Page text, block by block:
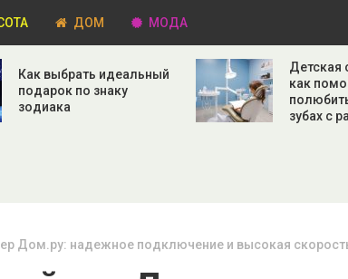
ДОМ МОДА
Как выбрать идеальный
подарок по знаку
зодиака
Детская
как
зубах с
Дом.ру: надежное подключение и высокая